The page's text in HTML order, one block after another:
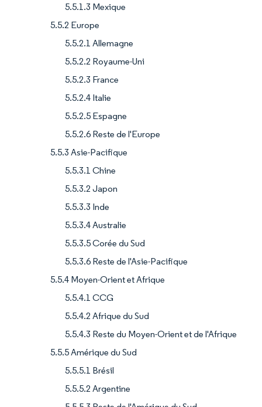
5.5.1.3 Mexique
5.5.2 Europe
5.5.2.1 Allemagne
5.5.2.2 Royaume-Uni
5.5.2.3 France
5.5.2.4 Italie
5.5.2.5 Espagne
5.5.2.6 Reste de l'Europe
5.5.3 Asie-Pacifique
5.5.3.1 Chine
5.5.3.2 Japon
5.5.3.3 Inde
5.5.3.4 Australie
5.5.3.5 Corée du Sud
5.5.3.6 Reste de l'Asie-Pacifique
5.5.4 Moyen-Orient et Afrique
5.5.4.1 CCG
5.5.4.2 Afrique du Sud
5.5.4.3 Reste du Moyen-Orient et de l'Afrique
5.5.5 Amérique du Sud
5.5.5.1 Brésil
5.5.5.2 Argentine